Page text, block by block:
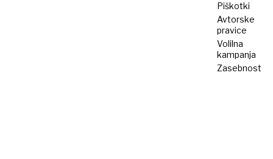
Piškotki
Avtorske
pravice
Volilna
kampanja
Zasebnost